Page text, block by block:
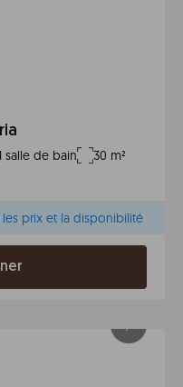
salle de bain
30 m²
prix et la disponibilité